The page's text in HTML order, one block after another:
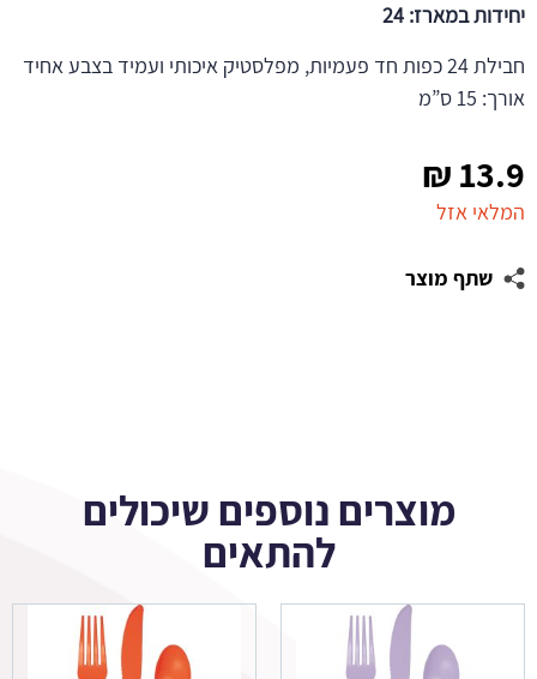
13.9
₪
המלאי אזל
שתף מוצר
יחידות במארז: 24
חבילת 24 כפות חד פעמיות, מפלסטיק איכותי ועמיד בצבע אחיד
אורך: 15 ס”מ
מוצרים נוספים שיכולים
להתאים